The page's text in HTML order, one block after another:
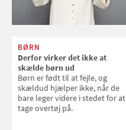
BØRN
Derfor virker det ikke at
skælde børn ud
Børn er født til at fejle, og
skældud hjælper ikke, når de
bare leger videre i stedet for at
tage overtøj på.